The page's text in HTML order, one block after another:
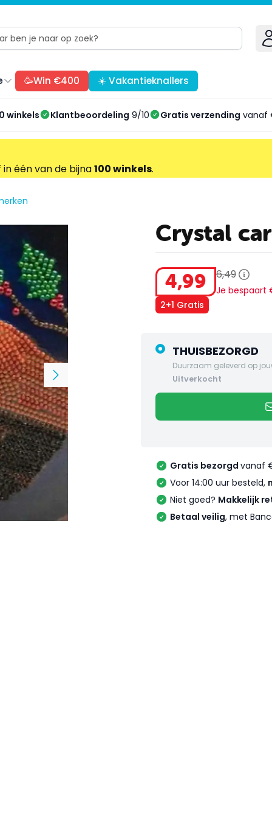
🥳Win €400 ☀️ Vakantieknallers
winkels Klantbeoordeling 9/10 Gratis verzending vanaf
één van de bijna100 winkels.
Crystal
4,99 6,49
Je
2+1 Gratis
THUISBEZORGD
Duurzaam geleverd op
uitverkocht
Gratis bezorgd vanaf
Voor 14:00 uur besteld,
Niet goed? Makkelijk
Betaal veilig, met